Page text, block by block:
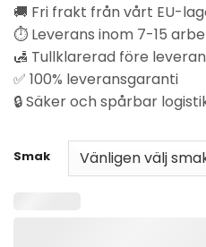
🚚 Fri frakt från vårt EU-
⏱️ Leverans inom 7-15
🛃 Tullklarerad före
✅ 100% leveransgaranti
🔒 Säker och spårbar
Smak